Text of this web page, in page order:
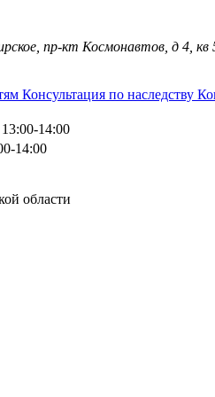
пр-кт Космонавтов, д 4, кв
Консультация по наследству
14:00
14:00
области